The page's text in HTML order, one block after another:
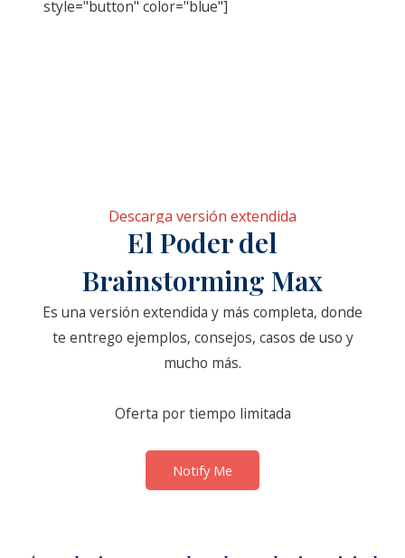
style="button" color="blue"]
Descarga versión extendida
El Poder del
Brainstorming​ Max
Es una versión extendida y más completa, donde
te entrego ejemplos, consejos, casos de uso y
mucho más.
Oferta por tiempo limitada
Notify Me